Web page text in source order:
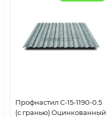
Профнастил С-15-1190-0.5
(с гранью) Оцинкованный